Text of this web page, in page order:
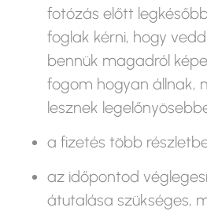
fotózás előtt
foglak kérni, hogy
bennük magadról
fogom hogyan állnak,
lesznek
a fizetés több
az időpontod
átutalása szükséges,